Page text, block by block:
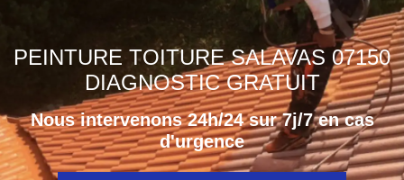
PEINTURE TOITURE SALAVAS 07150
DIAGNOSTIC GRATUIT
Nous intervenons 24h/24 sur 7j/7 en cas
d'urgence